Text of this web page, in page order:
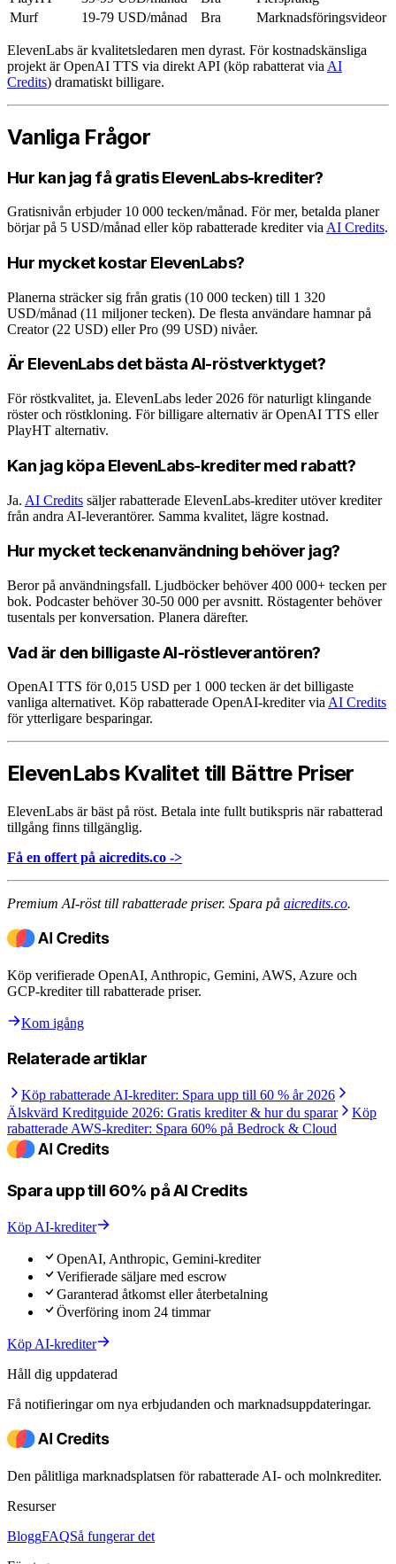
Murf
19-79 USD/månad Bra Marknadsföringsvideor
ElevenLabs är kvalitetsledaren men dyrast. För kostnadskänsliga
projekt är OpenAI TTS via direkt API (köp rabatterat via AI
Credits) dramatiskt billigare.
Vanliga Frågor
Hur kan jag få gratis ElevenLabs-krediter?
Gratisnivån erbjuder 10 000 tecken/månad. För mer, betalda planer
börjar på 5 USD/månad eller köp rabatterade krediter via AI Credits.
Hur mycket kostar ElevenLabs?
Planerna sträcker sig från gratis (10 000 tecken) till 1 320
USD/månad (11 miljoner tecken). De flesta användare hamnar på
Creator (22 USD) eller Pro (99 USD) nivåer.
Är ElevenLabs det bästa AI-röstverktyget?
För röstkvalitet, ja. ElevenLabs leder 2026 för naturligt klingande
röster och röstkloning. För billigare alternativ är OpenAI TTS eller
PlayHT alternativ.
Kan jag köpa ElevenLabs-krediter med rabatt?
Ja. AI Credits säljer rabatterade ElevenLabs-krediter utöver krediter
från andra AI-leverantörer. Samma kvalitet, lägre kostnad.
Hur mycket teckenanvändning behöver jag?
Beror på användningsfall. Ljudböcker behöver 400 000+ tecken per
bok. Podcaster behöver 30-50 000 per avsnitt. Röstagenter behöver
tusentals per konversation. Planera därefter.
Vad är den billigaste AI-röstleverantören?
OpenAI TTS för 0,015 USD per 1 000 tecken är det billigaste
vanliga alternativet. Köp rabatterade OpenAI-krediter viaAI Credits
för ytterligare besparingar.
ElevenLabs Kvalitet till Bättre Priser
ElevenLabs är bäst på röst. Betala inte fullt butikspris när rabatterad
tillgång finns tillgänglig.
Få en offert på aicredits.co ->
Premium AI-röst till rabatterade priser. Spara på aicredits.co.
Köp verifierade OpenAI, Anthropic, Gemini, AWS, Azure och
GCP-krediter till rabatterade priser.
Kom igång
Relaterade artiklar
Köp rabatterade AI-krediter: Spara upp till 60 % år 2026
Älskvärd Kreditguide 2026: Gratis krediter & hur du sparar
Köp
rabatterade AWS-krediter: Spara 60% på Bedrock & Cloud
Spara upp till 60% på AI Credits
Köp AI-krediter
OpenAI, Anthropic, Gemini-krediter
Verifierade säljare med escrow
Garanterad åtkomst eller återbetalning
Överföring inom 24 timmar
Köp AI-krediter
Håll dig uppdaterad
Få notifieringar om nya erbjudanden och marknadsuppdateringar.
Den pålitliga marknadsplatsen för rabatterade AI- och molnkrediter.
Resurser
BloggFAQSå fungerar det